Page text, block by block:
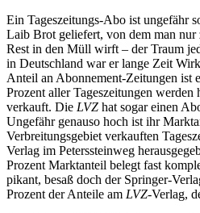
Ein Tageszeitungs-Abo ist ungefähr
Laib Brot geliefert, von dem man nur
Rest in den Müll wirft – der Traum
in Deutschland war er lange Zeit
Anteil an Abonnement-Zeitungen ist
Prozent aller Tageszeitungen werden
verkauft. Die LVZ hat sogar einen
Ungefähr genauso hoch ist ihr
Verbreitungsgebiet verkauften
Verlag im Peterssteinweg
Prozent Marktanteil belegt fast
pikant, besaß doch der Springer-
Prozent der Anteile am LVZ-Verlag,